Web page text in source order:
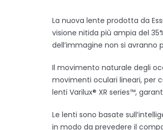
La nuova lente prodotta da
visione nitida più ampia del
dell’immagine non si avranno
Il movimento naturale degli
movimenti oculari lineari, per
lenti Varilux® XR series™,
Le lenti sono basate
in modo da prevedere il